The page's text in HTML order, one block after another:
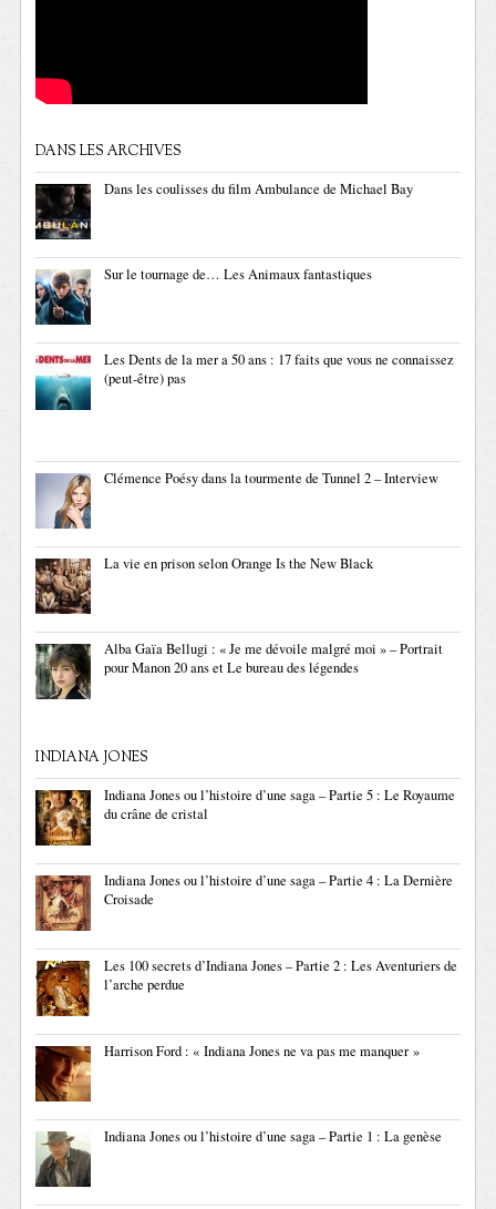
DANS LES ARCHIVES
Dans les coulisses du film Ambulance de Michael Bay
Sur le tournage de… Les Animaux fantastiques
Les Dents de la mer a 50 ans : 17 faits que vous ne connaissez
(peut-être) pas
Clémence Poésy dans la tourmente de Tunnel 2 – Interview
La vie en prison selon Orange Is the New Black
Alba Gaïa Bellugi : « Je me dévoile malgré moi » – Portrait
pour Manon 20 ans et Le bureau des légendes
INDIANA JONES
Indiana Jones ou l’histoire d’une saga – Partie 5 : Le Royaume
du crâne de cristal
Indiana Jones ou l’histoire d’une saga – Partie 4 : La Dernière
Croisade
Les 100 secrets d’Indiana Jones – Partie 2 : Les Aventuriers de
l’arche perdue
Harrison Ford : « Indiana Jones ne va pas me manquer »
Indiana Jones ou l’histoire d’une saga – Partie 1 : La genèse